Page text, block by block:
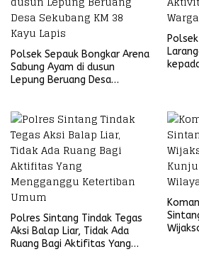
Polsek Sepauk Bongkar Arena
Sabung Ayam di dusun
Lepung Beruang Desa
Polres Sintang Tindak Tegas
Aksi Balap Liar, Tidak Ada
Ruang Bagi Aktifitas Yang